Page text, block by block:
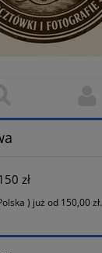
zł
) już od 150,00 zł.